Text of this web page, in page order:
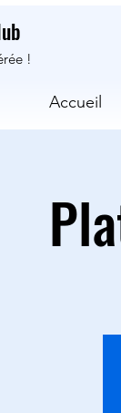
!
Accueil